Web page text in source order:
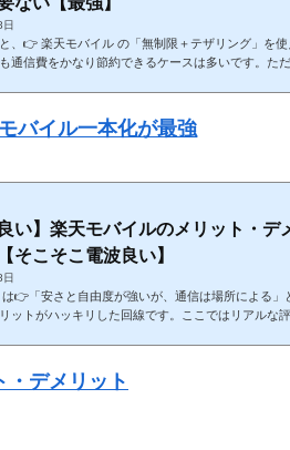
、👉 楽天モバイル の「無制限＋テザリング」を
通信費をかなり節約できるケースは多いです。ただ
安定重視 → 光回線が必要💰 ①
ここが最大のメリット）■ 光回線＋スマホ（一般的） 光
バイル一本化が最強
い】楽天モバイルのメリット・デ
そこそこ電波良い】
👉「安さと自由度が強いが、通信は場所による」
ットがハッキリした回線です。ここではリアルな評
か安定を取るか」で決まる✅ 楽天モバイルのメリッ
大の強み）👉 業界トップクラスの安さ 3GB：約1,078
・デメリット